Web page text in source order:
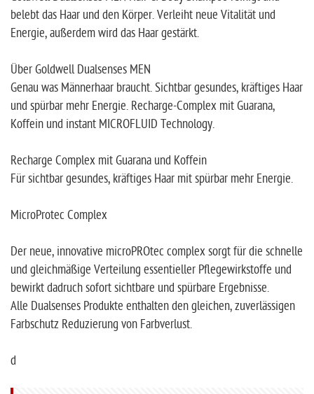
belebt das Haar und den Körper. Verleiht neue Vitalität und
Energie, außerdem wird das Haar gestärkt.
Über Goldwell Dualsenses MEN
Genau was Männerhaar braucht. Sichtbar gesundes, kräftiges Haar
und spürbar mehr Energie. Recharge-Complex mit Guarana,
Koffein und instant MICROFLUID Technology.
Recharge Complex mit Guarana und Koffein
Für sichtbar gesundes, kräftiges Haar mit spürbar mehr Energie.
MicroProtec Complex
Der neue, innovative microPROtec complex sorgt für die schnelle
und gleichmäßige Verteilung essentieller Pflegewirkstoffe und
bewirkt dadruch sofort sichtbare und spürbare Ergebnisse.
Alle Dualsenses Produkte enthalten den gleichen, zuverlässigen
Farbschutz Reduzierung von Farbverlust.
d